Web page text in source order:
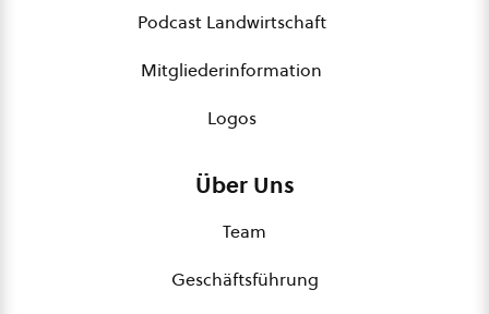
Podcast Landwirtschaft
Mitgliederinformation
Logos
Über Uns
Team
Geschäftsführung